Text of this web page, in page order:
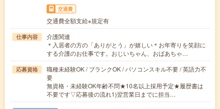
交通費
交通費全額支給※規定有
仕事内容
介護関連
＊入居者の方の「ありがとう」が嬉しい＊お年寄りを笑顔に
する介護のお仕事です。おじいちゃん、おばあちゃ…
応募資格
職種未経験OK / ブランクOK / パソコンスキル不要 / 英語力不
要
無資格・未経験OK年齢不問★10名以上採用予定★履歴書は
不要です▽応募後の流れ1)翌営業日までに担当…